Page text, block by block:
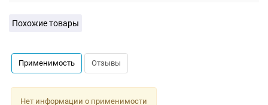
Похожие товары
Применимость Отзывы
Нет информации о применимости